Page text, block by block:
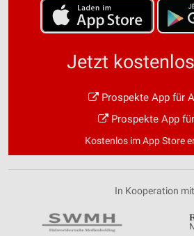
Jetzt
Prospekte App für
Prospekte App
Kostenlos im App Store
In Kooperation